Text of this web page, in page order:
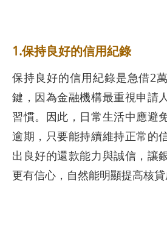
1.保持良好的信用紀錄
保持良好的信用紀錄是急借2
鍵，因為金融機構最重視申請
習慣。因此，日常生活中應避
逾期，只要能持續維持正常的
出良好的還款能力與誠信，讓
更有信心，自然能明顯提高核貸